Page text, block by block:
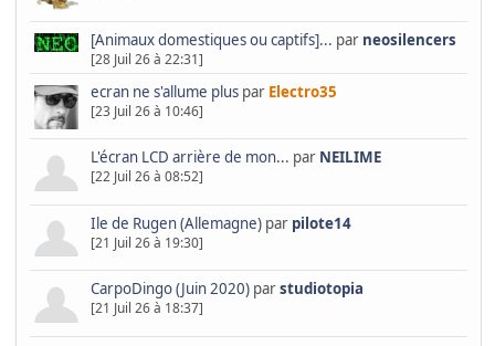
[Animaux domestiques ou captifs]... par neosilencers
[28 Juil 26 à 22:31]
ecran ne s'allume pluspar Electro35
[23 Juil 26 à 10:46]
L'écran LCD arrière de mon... par NEILIME
[22 Juil 26 à 08:52]
Ile de Rugen (Allemagne)par pilote14
[21 Juil 26 à 19:30]
CarpoDingo (Juin 2020)parstudiotopia
[21 Juil 26 à 18:37]